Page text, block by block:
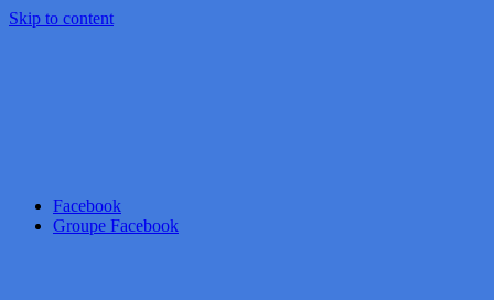
Skip to content
Facebook
Groupe Facebook